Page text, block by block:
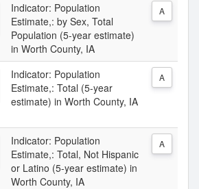
Indicator: Population
Estimate,: by Sex, Total
Population (5-year estimate)
in Worth County, IA
A
Indicator: Population
Estimate,: Total (5-year
estimate) in Worth County, IA
A
Indicator: Population
Estimate,: Total, Not Hispanic
or Latino (5-year estimate) in
Worth County, IA
A